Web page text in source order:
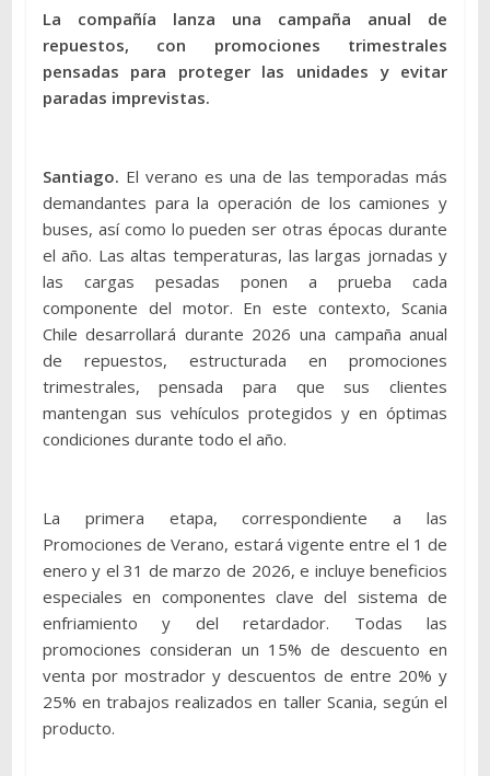
La compañía lanza una campaña anual de
repuestos, con promociones trimestrales
pensadas para proteger las unidades y evitar
paradas imprevistas.
Santiago. El verano es una de las temporadas más
demandantes para la operación de los camiones y
buses, así como lo pueden ser otras épocas durante
el año. Las altas temperaturas, las largas jornadas y
las cargas pesadas ponen a prueba cada
componente del motor. En este contexto, Scania
Chile desarrollará durante 2026 una campaña anual
de repuestos, estructurada en promociones
trimestrales, pensada para que sus clientes
mantengan sus vehículos protegidos y en óptimas
condiciones durante todo el año.
La primera etapa, correspondiente a las
Promociones de Verano, estará vigente entre el 1 de
enero y el 31 de marzo de 2026, e incluye beneficios
especiales en componentes clave del sistema de
enfriamiento y del retardador. Todas las
promociones consideran un 15% de descuento en
venta por mostrador y descuentos de entre 20% y
25% en trabajos realizados en taller Scania, según el
producto.